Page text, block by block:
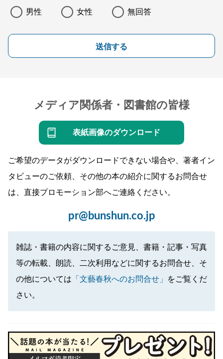
男性 女性 無回答
送信する
メディア関係者・図書館の皆様
表紙画像のダウンロード
ご希望のデータがダウンロードできない場合や、著者イン
タビューのご依頼、その他の本の紹介に関するお問合せ
は、直接プロモーション部へご連絡ください。
pr@bunshun.co.jp
雑誌・書籍の内容に関するご意見、書籍・記事・写真
等の転載、朗読、二次利用などに関するお問合せ、そ
の他については 「文藝春秋へのお問合せ」
をご覧くだ
さい。